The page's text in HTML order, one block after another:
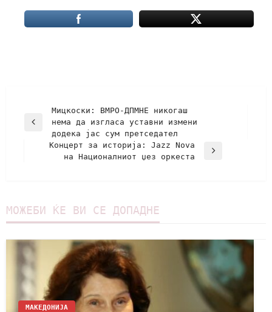
Мицкоски: ВМРО-ДПМНЕ никогаш
нема да изгласа уставни измени
додека јас сум претседател
Концерт за историја: Jazz Nova
на Националниот џез оркеста
МОЖЕБИ ЌЕ ВИ СЕ ДОПАДНЕ
МАКЕДОНИЈА